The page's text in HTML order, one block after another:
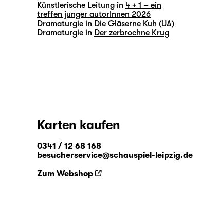
Künstlerische Leitung in 4 + 1 – ein
treffen junger autorInnen 2026
Dramaturgie in Die Gläserne Kuh (UA)
Dramaturgie in Der zerbrochne Krug
Karten kaufen
0341 / 12 68 168
besucherservice@schauspiel-leipzig.de
Zum Webshop